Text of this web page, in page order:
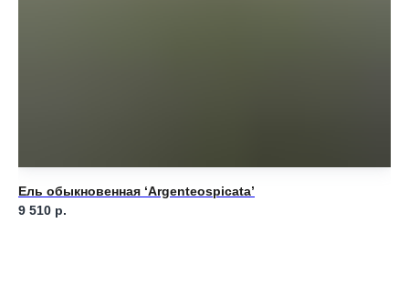
Ель обыкновенная ‘Argenteospicata’
9 510 р.